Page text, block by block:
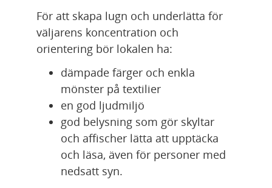
För att skapa lugn och underlätta för
väljarens koncentration och
orientering bör lokalen ha:
dämpade färger och enkla
mönster på textilier
en god ljudmiljö
god belysning som gör skyltar
och affischer lätta att upptäcka
och läsa, även för personer med
nedsatt syn.